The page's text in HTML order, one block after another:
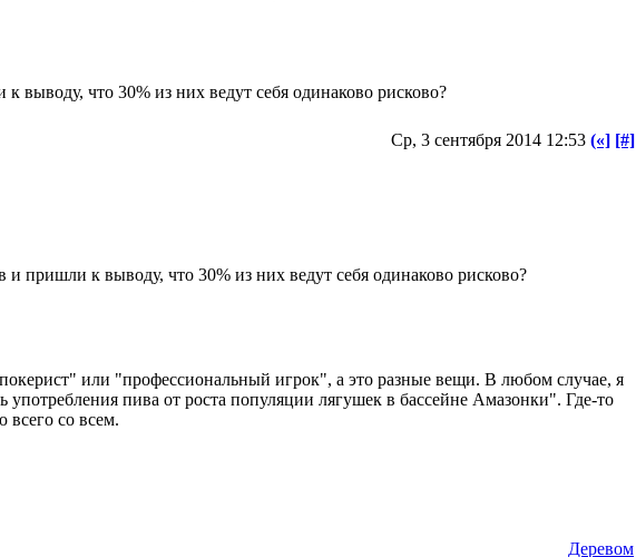
что 30% из них ведут себя одинаково рисково?
Ср, 3 сентября 2014 12:53 («] [#]
пришли к выводу, что 30% из них ведут себя одинаково рисково?
или "профессиональный игрок", а это разные вещи. В любом случае, я
пива от роста популяции лягушек в бассейне Амазонки". Где-то
всего со всем.
Деревом